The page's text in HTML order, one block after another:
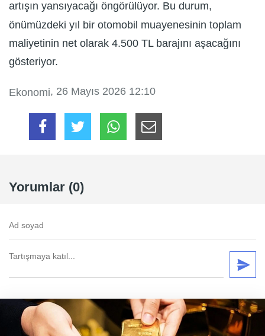
artışın yansıyacağı öngörülüyor. Bu durum,
önümüzdeki yıl bir otomobil muayenesinin toplam
maliyetinin net olarak 4.500 TL barajını aşacağını
gösteriyor.
Ekonomi, 26 Mayıs 2026 12:10
Yorumlar (0)